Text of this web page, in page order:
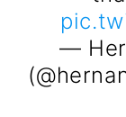
—